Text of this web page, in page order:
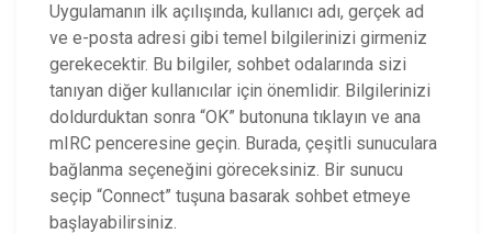
Uygulamanın ilk açılışında, kullanıcı adı, gerçek ad
ve e-posta adresi gibi temel bilgilerinizi girmeniz
gerekecektir. Bu bilgiler, sohbet odalarında sizi
tanıyan diğer kullanıcılar için önemlidir. Bilgilerinizi
doldurduktan sonra “OK” butonuna tıklayın ve ana
mIRC penceresine geçin. Burada, çeşitli sunuculara
bağlanma seçeneğini göreceksiniz. Bir sunucu
seçip “Connect” tuşuna basarak sohbet etmeye
başlayabilirsiniz.